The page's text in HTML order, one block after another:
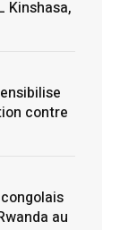
Kinshasa,
contre
au